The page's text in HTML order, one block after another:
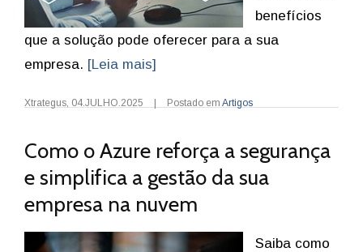
benefícios
que a solução pode oferecer para a sua
empresa. [Leia mais]
Xtrategus, 04.JULHO.2025 Postado em Artigos
Como o Azure reforça a segurança
e simplifica a gestão da sua
empresa na nuvem
Saiba como